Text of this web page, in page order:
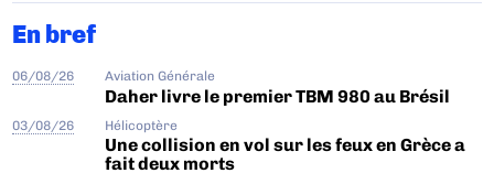
En bref
06/08/26 Aviation Générale
Daher livre le premier TBM 980 au Brésil
03/08/26 Hélicoptère
Une collision en vol sur les feux en Grèce a
fait deux morts